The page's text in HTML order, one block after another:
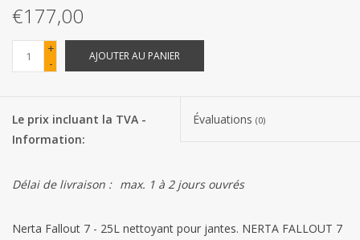
Confiserie Saint-Nicolas
Cadeaux de Pâques
Marques
€177,00
+
-
AJOUTER AU PANIER
Le prix incluant la TVA -
Information:
Évaluations (0)
Délai de livraison : max. 1 à 2 jours ouvrés
Nerta Fallout 7 - 25L nettoyant pour jantes. NERTA FALLOUT 7